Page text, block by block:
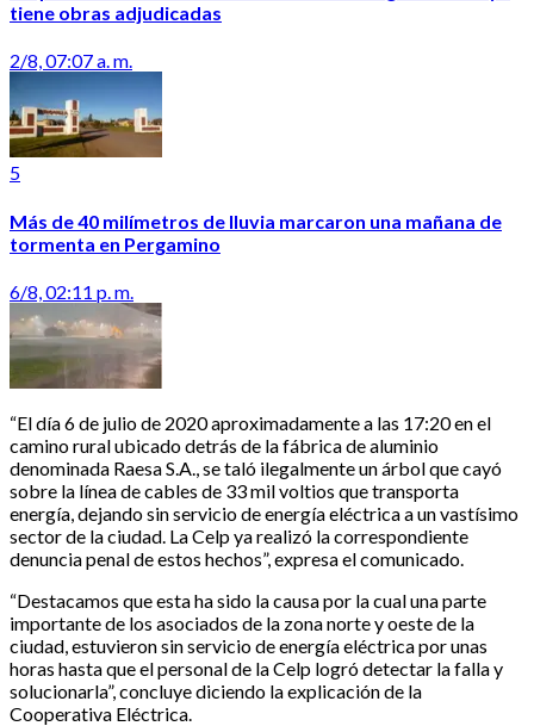
tiene obras adjudicadas
2/8, 07:07 a. m.
5
Más de 40 milímetros de lluvia marcaron una mañana de
tormenta en Pergamino
6/8, 02:11 p. m.
“El día 6 de julio de 2020 aproximadamente a las 17:20 en el
camino rural ubicado detrás de la fábrica de aluminio
denominada Raesa S.A., se taló ilegalmente un árbol que cayó
sobre la línea de cables de 33 mil voltios que transporta
energía, dejando sin servicio de energía eléctrica a un vastísimo
sector de la ciudad. La Celp ya realizó la correspondiente
denuncia penal de estos hechos”, expresa el comunicado.
“Destacamos que esta ha sido la causa por la cual una parte
importante de los asociados de la zona norte y oeste de la
ciudad, estuvieron sin servicio de energía eléctrica por unas
horas hasta que el personal de la Celp logró detectar la falla y
solucionarla”, concluye diciendo la explicación de la
Cooperativa Eléctrica.